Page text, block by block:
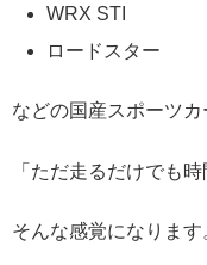
WRX STI
ロードスター
などの国産スポーツカ
「ただ走るだけでも時
そんな感覚になります